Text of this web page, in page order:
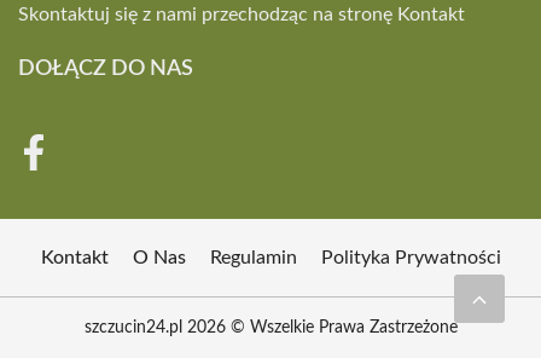
Skontaktuj się z nami przechodząc na stronę Kontakt
DOŁĄCZ DO NAS
Kontakt O Nas Regulamin Polityka Prywatności
szczucin24.pl 2026 © Wszelkie Prawa Zastrzeżone